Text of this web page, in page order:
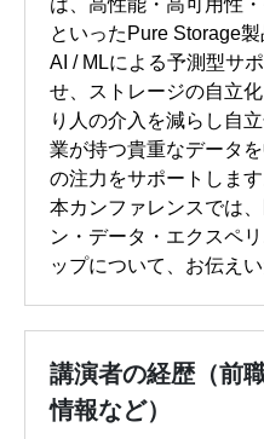
といったPure Storage
AI / MLによる予測型サ
せ、ストレージの自立
り人の介入を減らし自
業が持つ貴重なデータ
の注力をサポートします
本カンファレンスでは
ン・データ・エクスペ
ップについて、お伝えい
講演者の経歴（前
情報など）